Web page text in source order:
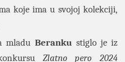
koje ima u svojoj kolekciji,
mladu Beranku stiglo je iz
Zlatno pero 2024